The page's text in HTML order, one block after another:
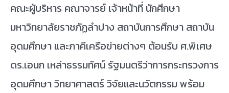
คณะผู้บริหาร คณาจารย์ เจ้าหน้าที่ นักศึกษา
มหาวิทยาลัยราชภัฏลำปาง สถาบันการศึกษา สถาบัน
อุดมศึกษา และภาคีเครือข่ายต่างๆ ต้อนรับ ศ.พิเศษ
ดร.เอนก เหล่าธรรมทัศน์ รัฐมนตรีว่าการกระทรวงการ
อุดมศึกษา วิทยาศาสตร์ วิจัยและนวัตกรรม พร้อม